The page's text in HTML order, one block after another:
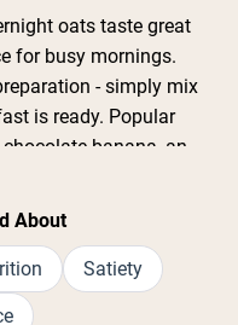
oats taste great
for busy mornings.
- simply mix
is ready. Popular
banana, and
the real fruit
praise for the filling
the taste, some note
aftertaste and
About
Satiety